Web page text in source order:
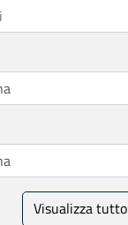
Visualizza tutto